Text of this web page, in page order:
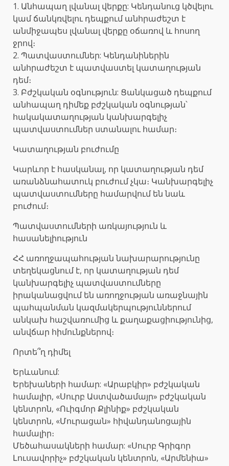
1. Անհապաղ լվանալ վերքը: Կենդանուց կծվելու
կամ ճանկռվելու դեպքում անհրաժեշտ է
անմիջապես լվանալ վերքը օճառով և հոսող
ջրով։
2. Պատվաստումներ: Կենդանիներին
անհրաժեշտ է պատվաստել կատաղության
դեմ։
3. Բժշկական օգնություն: Ցանկացած դեպքում
անհապաղ դիմեք բժշկական օգնության՝
հակակատաղության կանխարգելիչ
պատվաստումներ ստանալու համար։
Կատաղության բուժումը
Կարևոր է հասկանալ, որ կատաղության դեմ
առանձնահատուկ բուժում չկա։ Կանխարգելիչ
պատվաստումները համարվում են նաև
բուժում։
Պատվաստումների առկայություն և
հասանելիություն
ՀՀ առողջապահության նախարարությունը
տեղեկացնում է, որ կատաղության դեմ
կանխարգելիչ պատվաստումները
իրականացվում են առողջության առաջնային
պահպանման կազմակերպություններում
անկախ հաշվառումից և քաղաքացիությունից,
անվճար հիմունքներով։
Որտե՞ղ դիմել
Երևանում:
Երեխաների համար: «Արաբկիր» բժշկական
համալիր, «Սուրբ Աստվածամայր» բժշկական
կենտրոն, «Ուիգմոր Քլինիք» բժշկական
կենտրոն, «Մուրացան» հիվանդանոցային
համալիր։
Մեծահասակների համար: «Սուրբ Գրիգոր
Լուսավորիչ» բժշկական կենտրոն, «Արմենիա»